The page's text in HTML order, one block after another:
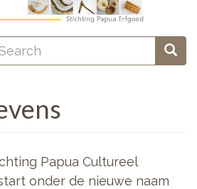
Dropdown
Papua Cultureel
onder de nieuwe naam